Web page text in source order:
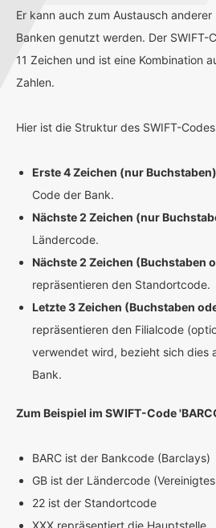
Er kann auch zum Austausch
Banken genutzt werden. Der SWIFT-
11 Zeichen und ist eine Kombination
Zahlen.
Hier ist die Struktur des SWIFT-
Erste 4 Zeichen (nur Buchstaben)
Code der Bank.
Nächste 2 Zeichen (nur
Ländercode.
Nächste 2 Zeichen (Buchstaben
repräsentieren den Standortcode.
Letzte 3 Zeichen (Buchstaben
repräsentieren den Filialcode
verwendet wird, bezieht sich dies
Bank.
Zum Beispiel im SWIFT-Code
BARC ist der Bankcode (Barclays)
GB ist der Ländercode
22 ist der Standortcode
XXX repräsentiert die Hauptstelle.